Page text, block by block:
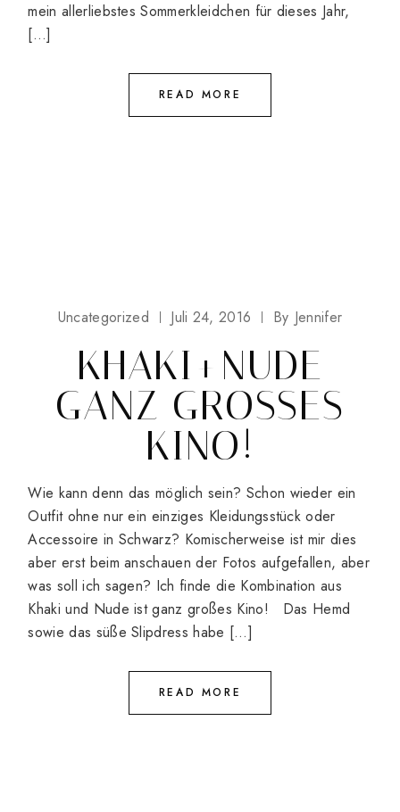
mein allerliebstes Sommerkleidchen für dieses Jahr,
[…]
READ MORE
Uncategorized Juli 24, 2016 By Jennifer
KHAKI+NUDE
GANZ GROSSES K
INO!
Wie kann denn das möglich sein? Schon wieder ein
Outfit ohne nur ein einziges Kleidungsstück oder
Accessoire in Schwarz? Komischerweise ist mir dies
aber erst beim anschauen der Fotos aufgefallen, aber
was soll ich sagen? Ich finde die Kombination aus
Khaki und Nude ist ganz großes Kino! Das Hemd
sowie das süße Slipdress habe […]
READ MORE